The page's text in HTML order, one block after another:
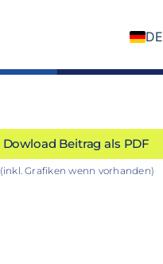
DE
Dowload Beitrag als PDF
(inkl. Grafiken wenn vorhanden)